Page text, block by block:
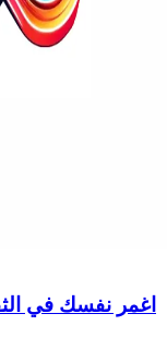
اغمر نفسك في